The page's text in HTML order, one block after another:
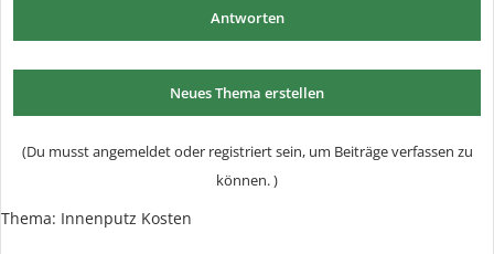
Antworten
Neues Thema erstellen
(Du musst angemeldet oder registriert sein, um Beiträge verfassen zu
können. )
Thema: Innenputz Kosten